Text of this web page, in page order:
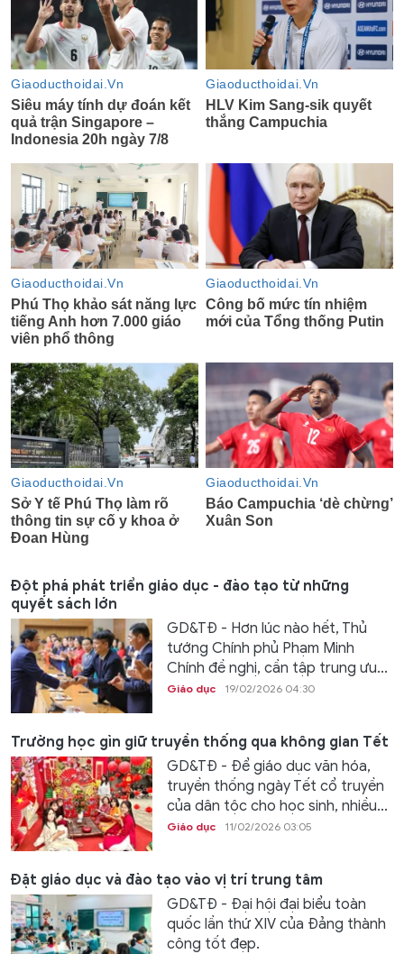
Đột phá phát triển giáo dục - đào tạo từ những
quyết sách lớn
GD&TĐ - Hơn lúc nào hết, Thủ
tướng Chính phủ Phạm Minh
Chính đề nghị, cần tập trung ưu...
Giáo dục 19/02/2026 04:30
Trường học gìn giữ truyền thống qua không gian Tết
GD&TĐ - Để giáo dục văn hóa,
truyền thống ngày Tết cổ truyền
của dân tộc cho học sinh, nhiều...
Giáo dục 11/02/2026 03:05
Đặt giáo dục và đào tạo vào vị trí trung tâm
GD&TĐ - Đại hội đại biểu toàn
quốc lần thứ XIV của Đảng thành
công tốt đẹp.